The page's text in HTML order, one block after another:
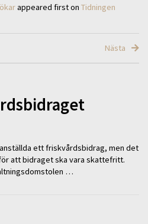
appeared first on Tidningen
Nästa
ett friskvårdsbidrag, men det
att bidraget ska vara skattefritt.
…